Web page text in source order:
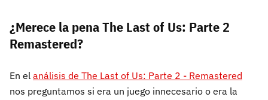
¿Merece la pena The Last of Us: Parte 2
Remastered?
En el análisis de The Last of Us: Parte 2 - Remastered
nos preguntamos si era un juego innecesario o era la